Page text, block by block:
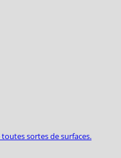
sortes de surfaces.